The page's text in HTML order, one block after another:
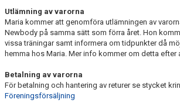
SARA HECTOR CUP
Utlämning av varorna
Maria kommer att genomföra utlämningen av
Newbody på samma sätt som förra året. Hon
vissa träningar samt informera om tidpunkter då
hemma hos Maria. Mer info kommer om detta efter
Betalning av varorna
För betalning och hantering av returer se stycket
Föreningsförsäljning